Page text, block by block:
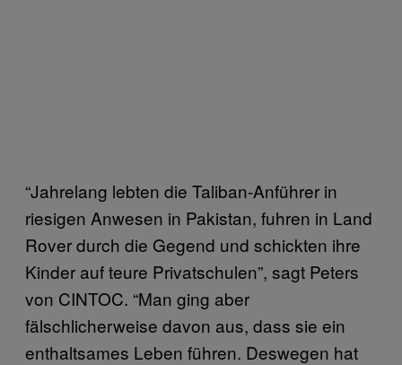
“Jahrelang lebten die Taliban-Anführer in
riesigen Anwesen in Pakistan, fuhren in Land
Rover durch die Gegend und schickten ihre
Kinder auf teure Privatschulen”, sagt Peters
von CINTOC. “Man ging aber
fälschlicherweise davon aus, dass sie ein
enthaltsames Leben führen. Deswegen hat